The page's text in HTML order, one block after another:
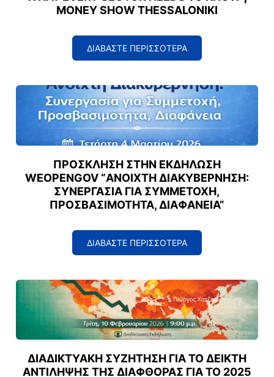
MONEY SHOW THESSALONIKI
ΔΙΑΒΑΣΤΕ ΠΕΡΙΣΣΟΤΕΡΑ
ΠΡΌΣΚΛΗΣΗ ΣΤΗΝ ΕΚΔΉΛΩΣΗ
WEOPENGOV “ΑΝΟΙΧΤΉ ΔΙΑΚΥΒΈΡΝΗΣΗ:
ΣΥΝΕΡΓΑΣΊΑ ΓΙΑ ΣΥΜΜΕΤΟΧΉ,
ΠΡΟΣΒΑΣΙΜΌΤΗΤΑ, ΔΙΑΦΆΝΕΙΑ”
ΔΙΑΒΑΣΤΕ ΠΕΡΙΣΣΟΤΕΡΑ
ΔΙΑΔΙΚΤΥΑΚΉ ΣΥΖΉΤΗΣΗ ΓΙΑ ΤΟ ΔΕΊΚΤΗ
ΑΝΤΊΛΗΨΗΣ ΤΗΣ ΔΙΑΦΘΟΡΆΣ ΓΙΑ ΤΟ 2025